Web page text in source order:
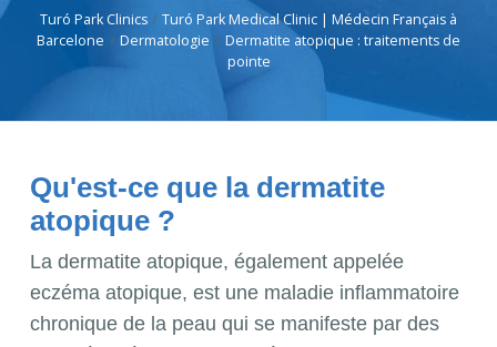
Turó Park Clinics
Turó Park Medical Clinic | Médecin Français à
Barcelone
Dermatologie
Dermatite atopique : traitements de
pointe
Qu'est-ce que la dermatite
atopique ?
La dermatite atopique, également appelée
eczéma atopique, est une maladie inflammatoire
chronique de la peau qui se manifeste par des